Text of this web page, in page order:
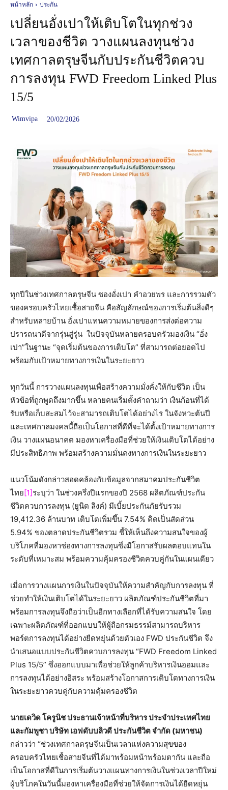
หน้าหลัก ประกัน
เปลี่ยนอั่งเปาให้เติบโตในทุกช่วง
เวลาของชีวิต วางแผนลงทุนช่วง
เทศกาลตรุษจีนกับประกันชีวิตควบ
การลงทุน FWD Freedom Linked Plus
15/5
Wimvipa 20/02/2026
ทุกปีในช่วงเทศกาลตรุษจีน ซองอั่งเปา คำอวยพร และการรวมตัว
ของครอบครัวไทยเชื้อสายจีน คือสัญลักษณ์ของการเริ่มต้นสิ่งดีๆ
สำหรับหลายบ้าน อั่งเปาแทนความหมายของการส่งต่อความ
ปรารถนาดีจากรุ่นสู่รุ่น ในปัจจุบันหลายครอบครัวมองเงิน “อั่ง
เปา”ในฐานะ “จุดเริ่มต้นของการเติบโต” ที่สามารถต่อยอดไป
พร้อมกับเป้าหมายทางการเงินในระยะยาว
ทุกวันนี้ การวางแผนลงทุนเพื่อสร้างความมั่งคั่งให้กับชีวิต เป็น
หัวข้อที่ถูกพูดถึงมากขึ้น หลายคนเริ่มตั้งคำถามว่า เงินก้อนที่ได้
รับหรือเก็บสะสมไว้จะสามารถเติบโตได้อย่างไร ในจังหวะต้นปี
และเทศกาลมงคลนี้ถือเป็นโอกาสที่ดีที่จะได้ตั้งเป้าหมายทางการ
เงิน วางแผนอนาคต มองหาเครื่องมือที่ช่วยให้เงินเติบโตได้อย่าง
มีประสิทธิภาพ พร้อมสร้างความมั่นคงทางการเงินในระยะยาว
แนวโน้มดังกล่าวสอดคล้องกับข้อมูลจากสมาคมประกันชีวิต
ไทย[1]ระบุว่า ในช่วงครึ่งปีแรกของปี 2568 ผลิตภัณฑ์ประกัน
ชีวิตควบการลงทุน (ยูนิต ลิงค์) มีเบี้ยประกันภัยรับรวม
19,412.36 ล้านบาท เติบโตเพิ่มขึ้น 7.54% คิดเป็นสัดส่วน
5.94% ของตลาดประกันชีวิตรวม ชี้ให้เห็นถึงความสนใจของผู้
บริโภคที่มองหาช่องทางการลงทุนซึ่งมีโอกาสรับผลตอบแทนใน
ระดับที่เหมาะสม พร้อมความคุ้มครองชีวิตควบคู่กันในแผนเดียว
เมื่อการวางแผนการเงินในปัจจุบันให้ความสำคัญกับการลงทุน ที่
ช่วยทำให้เงินเติบโตได้ในระยะยาว ผลิตภัณฑ์ประกันชีวิตที่มา
พร้อมการลงทุนจึงถือว่าเป็นอีกทางเลือกที่ได้รับความสนใจ โดย
เฉพาะผลิตภัณฑ์ที่ออกแบบให้ผู้ถือกรมธรรม์สามารถบริหาร
พอร์ตการลงทุนได้อย่างยืดหยุ่นด้วยตัวเอง FWD ประกันชีวิต จึง
นำเสนอแบบประกันชีวิตควบการลงทุน “FWD Freedom Linked
Plus 15/5” ซึ่งออกแบบมาเพื่อช่วยให้ลูกค้าบริหารเงินออมและ
การลงทุนได้อย่างอิสระ พร้อมสร้างโอกาสการเติบโตทางการเงิน
ในระยะยาวควบคู่กับความคุ้มครองชีวิต
นายเดวิด โครูนิช ประธานเจ้าหน้าที่บริหาร ประจำประเทศไทย
และกัมพูชาบริษัท เอฟดับบลิวดีประกันชีวิต จำกัด (มหาชน)
กล่าวว่า “ช่วงเทศกาลตรุษจีนเป็นเวลาแห่งความสุขของ
ครอบครัวไทยเชื้อสายจีนที่ได้มาพร้อมหน้าพร้อมตากัน และถือ
เป็นโอกาสที่ดีในการเริ่มต้นวางแผนทางการเงินในช่วงเวลาปีใหม่
ผู้บริโภคในวันนี้มองหาเครื่องมือที่ช่วยให้จัดการเงินได้ยืดหยุ่น